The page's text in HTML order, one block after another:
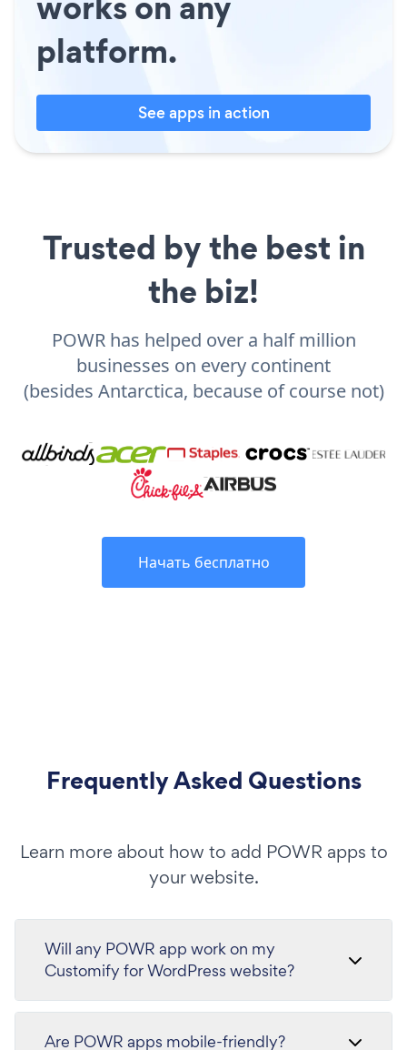
platform.
See apps in action
Trusted by the best in
the biz!
POWR has helped over a half million
businesses on every continent
(besides Antarctica, because of course not)
Начать бесплатно
Frequently Asked Questions
Learn more about how to add POWR apps to
your website.
Will any POWR app work on my
Customify for WordPress website?
Are POWR apps mobile-friendly?